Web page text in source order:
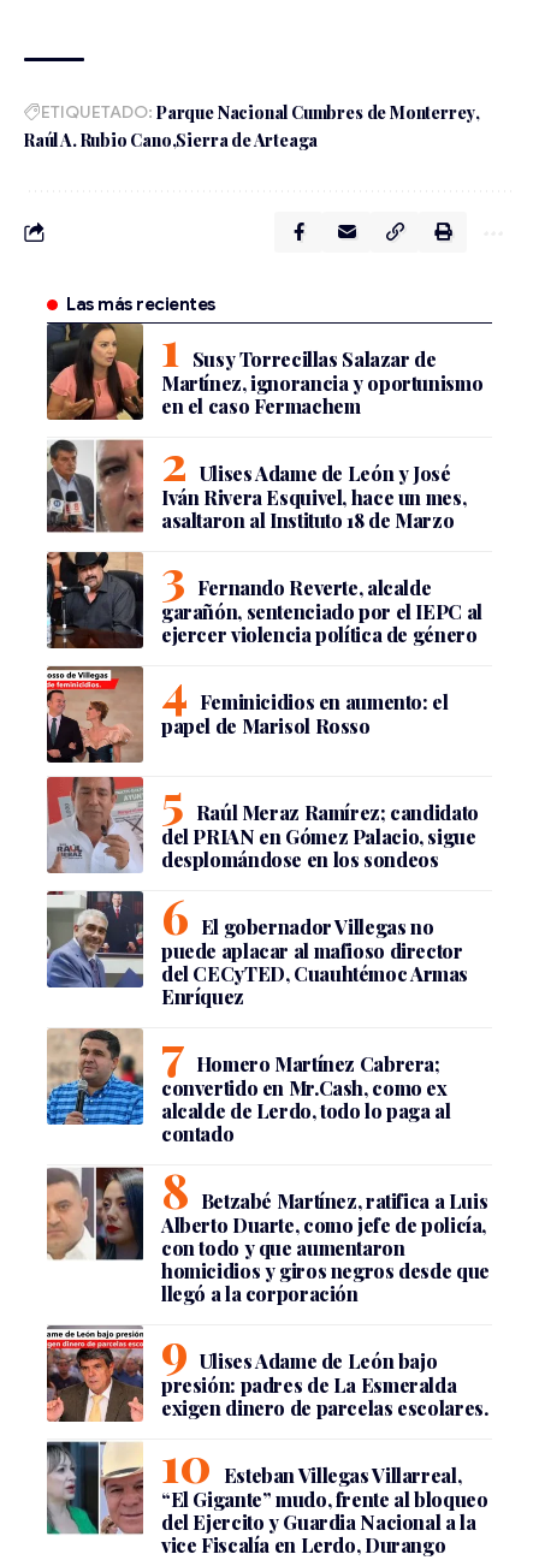
ETIQUETADO: Parque Nacional Cumbres de Monterrey
Raúl A. Rubio Cano Sierra de Arteaga
Las más recientes
Susy Torrecillas Salazar de
Martínez, ignorancia y oportunismo
en el caso Fermachem
Ulises Adame de León y José
Iván Rivera Esquivel, hace un mes,
asaltaron al Instituto 18 de Marzo
Fernando Reverte, alcalde
garañón, sentenciado por el IEPC al
ejercer violencia política de género
Feminicidios en aumento: el
papel de Marisol Rosso
Raúl Meraz Ramírez; candidato
del PRIAN en Gómez Palacio, sigue
desplomándose en los sondeos
El gobernador Villegas no
puede aplacar al mafioso director
del CECyTED, Cuauhtémoc Armas
Enríquez
Homero Martínez Cabrera;
convertido en Mr.Cash, como ex
alcalde de Lerdo, todo lo paga al
contado
Betzabé Martínez, ratifica a Luis
Alberto Duarte, como jefe de policía,
con todo y que aumentaron
homicidios y giros negros desde que
llegó a la corporación
Ulises Adame de León bajo
presión: padres de La Esmeralda
exigen dinero de parcelas escolares.
Esteban Villegas Villarreal,
“El Gigante” mudo, frente al bloqueo
del Ejercito y Guardia Nacional a la
vice Fiscalía en Lerdo, Durango